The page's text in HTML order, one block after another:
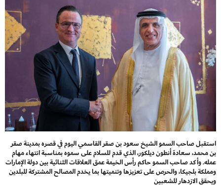
استقبل صاحب السمو الشيخ سعود بن صقر القاسمي اليوم في قصره بمدينة صقر
بن محمد، سعادة أنطون ديلكور، الذي قدم للسلام على سموه بمناسبة انتهاء مهام
عمله. وأكد صاحب السمو حاكم رأس الخيمة عمق العلاقات الثنائية بين دولة الإمارات
ومملكة بلجيكا، والحرص على تعزيزها وتنميتها بما يخدم المصالح المشتركة للبلدين
ويحقق الازدهار للشعبين